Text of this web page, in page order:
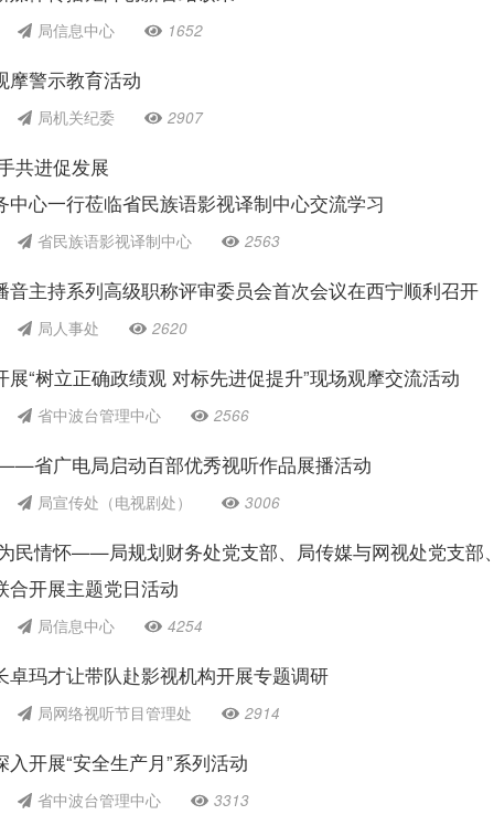
局信息中心 1652
摩警示教育活动
局机关纪委 2907
共进促发展
心一行莅临省民族语影视译制中心交流学习
省民族语影视译制中心 2563
音主持系列高级职称评审委员会首次会议在西宁顺利召开
局人事处 2620
“树立正确政绩观 对标先进促提升”现场观摩交流活动
省中波台管理中心 2566
省广电局启动百部优秀视听作品展播活动
局宣传处（电视剧处） 3006
民情怀——局规划财务处党支部、局传媒与网视处党支部
合开展主题党日活动
局信息中心 4254
卓玛才让带队赴影视机构开展专题调研
局网络视听节目管理处 2914
开展“安全生产月”系列活动
省中波台管理中心 3313